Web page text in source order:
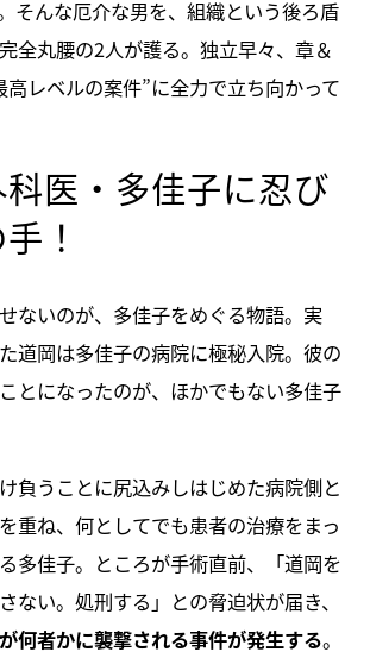
そんな厄介な男を、組織という後ろ盾
全丸腰の2人が護る。独立早々、章＆
高レベルの案件”に全力で立ち向かって
医・多佳子に忍び
！
ないのが、多佳子をめぐる物語。実
道岡は多佳子の病院に極秘入院。彼の
とになったのが、ほかでもない多佳子
負うことに尻込みしはじめた病院側と
重ね、何としてでも患者の治療をまっ
多佳子。ところが手術直前、「道岡を
ない。処刑する」との脅迫状が届き、
何者かに襲撃される事件が発生する。